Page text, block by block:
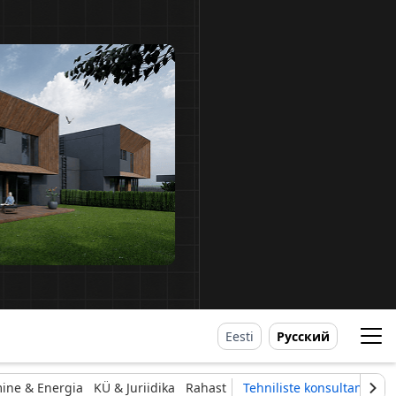
Eesti Русский
& Energia KÜ & Juriidika Rahast Tehniliste konsultantide